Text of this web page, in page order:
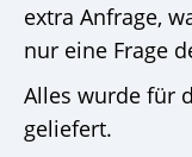
extra Anfrage,
nur eine Frage
Alles wurde für
geliefert.